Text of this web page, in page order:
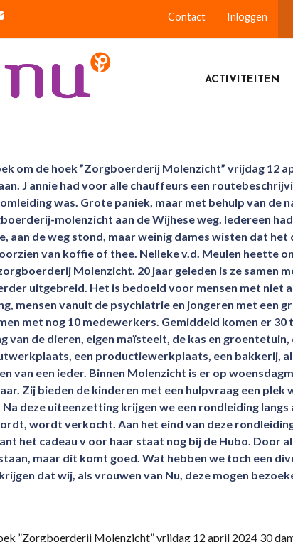
Contact Inloggen
ACTIVITEITEN
om de hoek ”Zorgboerderij Molenzicht” vrijdag 12
J annie had voor alle chauffeurs een
was. Grote paniek, maar met behulp van de
molenzicht aan de Wijhese weg. Iedereen
aan de weg stond, maar weinig dames wisten dat
van koffie of thee. Nelleke v.d. Meulen heette
Molenzicht. 20 jaar geleden is ze samen
uitgebreid. Het is bedoeld voor mensen met niet
mensen vanuit de psychiatrie en jongeren met een
met nog 10 medewerkers. Gemiddeld komen er
van de dieren, eigen maïsteelt, de kas en
een productiewerkplaats, een bakkerij,
van een ieder. Binnen Molenzicht is er op
Zij bieden de kinderen met een hulpvraag een
deze uiteenzetting krijgen we een rondleiding
wordt verkocht. Aan het eind van deze
het cadeau v oor haar staat nog bij de Hubo. Door
maar dit komt goed. Wat hebben we toch een
dat wij, als vrouwen van Nu, deze mogen